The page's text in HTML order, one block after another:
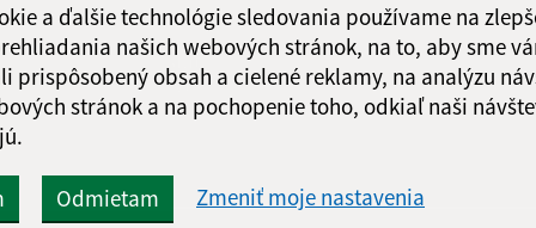
a ďalšie technológie sledovania používame na
našich webových stránok, na to, aby sme
prispôsobený obsah a cielené reklamy, na analýzu
stránok a na pochopenie toho, odkiaľ naši
Odmietam Zmeniť moje nastavenia
Google reCaptcha Response
Odoslať
správu